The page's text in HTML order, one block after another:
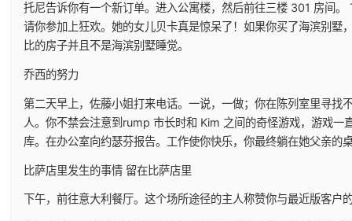
托尼告诉你有一个新订单。进入公寓楼，然后前往三楼 301 房间。
请你参加上狂欢。她的女儿贝卡真是惊呆了！如果你买了海滨别墅
比的房子并且不是海滨别墅睡觉。
乔西的努力
第二天早上，佐藤小姐打来电话。一说，一做；你在陈列室里寻找
人。你不禁会注意到rump 市长时和 Kim 之间的奇怪游戏，游戏一
库。在办公室向约瑟芬报告。工作使你快乐，你最终躺在她父亲的
比萨店里发生的事情 留在比萨店里
下午，前往意大利餐厅。这个场所途径的主人称赞你与最近版客户